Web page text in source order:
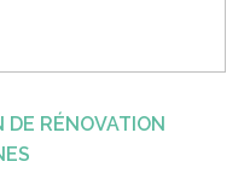
DE RÉNOVATION